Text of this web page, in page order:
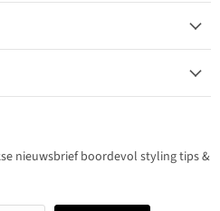
nieuwsbrief boordevol styling tips &